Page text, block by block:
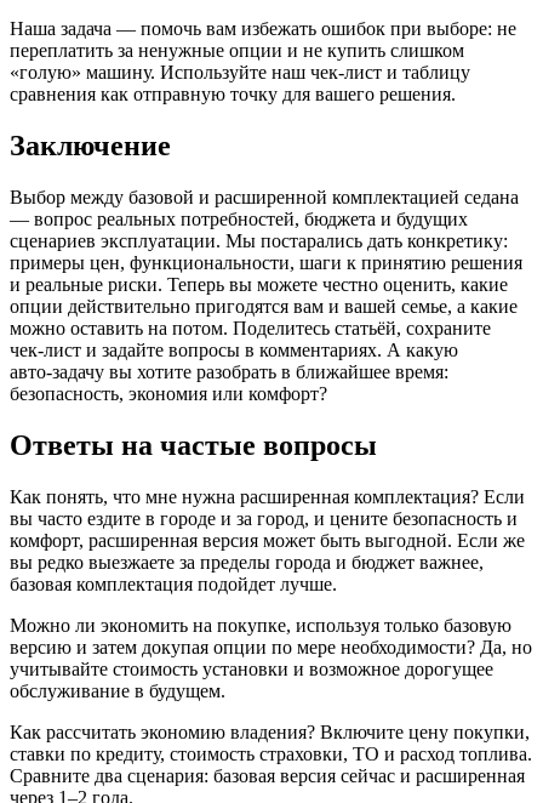
Наша задача — помочь вам избежать ошибок при выборе: не
переплатить за ненужные опции и не купить слишком
«голую» машину. Используйте наш чек‑лист и таблицу
сравнения как отправную точку для вашего решения.
Заключение
Выбор между базовой и расширенной комплектацией седана
— вопрос реальных потребностей, бюджета и будущих
сценариев эксплуатации. Мы постарались дать конкретику:
примеры цен, функциональности, шаги к принятию решения
и реальные риски. Теперь вы можете честно оценить, какие
опции действительно пригодятся вам и вашей семье, а какие
можно оставить на потом. Поделитесь статьёй, сохраните
чек‑лист и задайте вопросы в комментариях. А какую
авто‑задачу вы хотите разобрать в ближайшее время:
безопасность, экономия или комфорт?
Ответы на частые вопросы
Как понять, что мне нужна расширенная комплектация? Если
вы часто ездите в городе и за город, и цените безопасность и
комфорт, расширенная версия может быть выгодной. Если же
вы редко выезжаете за пределы города и бюджет важнее,
базовая комплектация подойдет лучше.
Можно ли экономить на покупке, используя только базовую
версию и затем докупая опции по мере необходимости? Да, но
учитывайте стоимость установки и возможное дорогущее
обслуживание в будущем.
Как рассчитать экономию владения? Включите цену покупки,
ставки по кредиту, стоимость страховки, ТО и расход топлива.
Сравните два сценария: базовая версия сейчас и расширенная
через 1–2 года.